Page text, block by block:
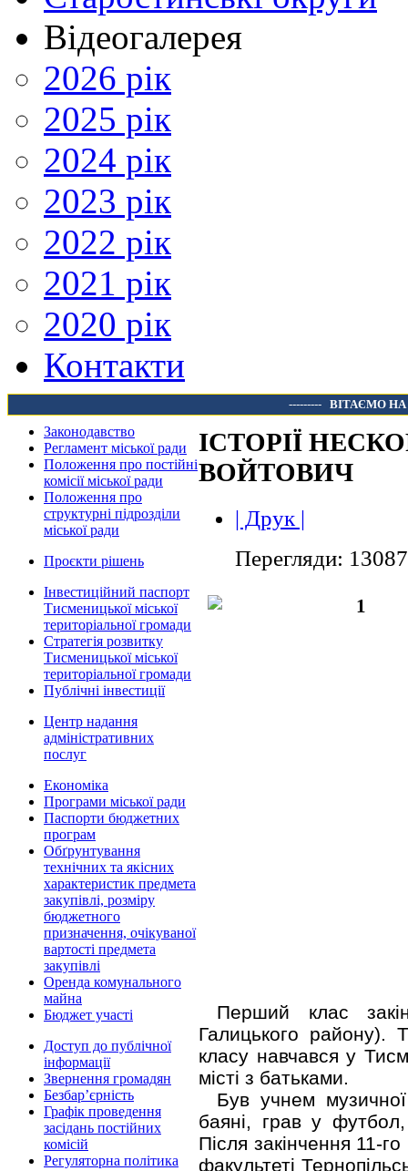
Відеогалерея
2026 рік
2025 рік
2024 рік
2023 рік
2022 рік
2021 рік
2020 рік
Контакти
--------- ВІТАЄМО
Законодавство
Регламент міської ради
Положення про постійні
комісії міської ради
Положення про
структурні підрозділи
міської ради
Проєкти рішень
Інвестиційний паспорт
Тисменицької міської
територіальної громади
Стратегія розвитку
Тисменицької міської
територіальної громади
Публічні інвестиції
Центр надання
адміністративних
послуг
Економіка
Програми міської ради
Паспорти бюджетних
програм
Обґрунтування
технічних та якісних
характеристик предмета
закупівлі, розміру
бюджетного
призначення, очікуваної
вартості предмета
закупівлі
Оренда комунального
майна
Бюджет участі
Доступ до публічної
інформації
Звернення громадян
Безбар’єрність
Графік проведення
засідань постійних
комісій
Регуляторна політика
ІСТОРІЇ
ВОЙТОВИЧ
| Друк |
Перегляди: 13087
Перший клас
Галицького району).
класу навчався у
місті з батьками.
Був учнем
баяні, грав у
Після закінчення 11-
факультеті